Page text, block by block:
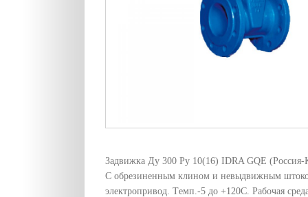
Задвижка Ду 300 Pу 10(16) IDRA GQE (Россия-
С обрезиненным клином и невыдвижным
электропривод. Tемп.-5 до +120C. Рабочая